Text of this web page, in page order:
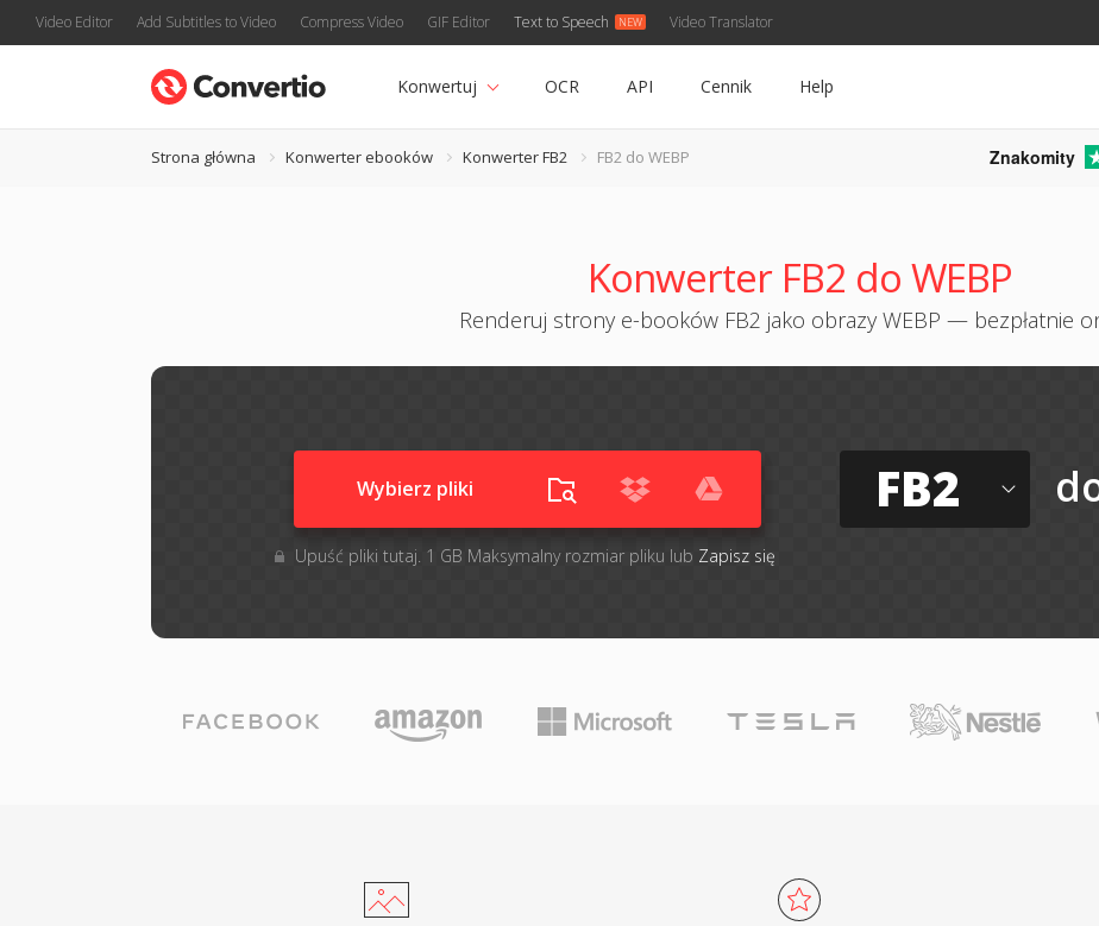
Video Editor Add Subtitles to Video Compress Video GIF Editor Text to Speech Video Translator
Konwertuj OCR API Cennik Help
Strona główna Konwerter ebooków Konwerter FB2 FB2 do WEBP Znakomity
Konwerter FB2 do WEBP
Renderuj strony e-booków FB2 jako obrazy WEBP — bezpłatnie
Wybierz pliki
Upuść pliki tutaj. 1 GB Maksymalny rozmiar pliku lub Zapisz się
FB2